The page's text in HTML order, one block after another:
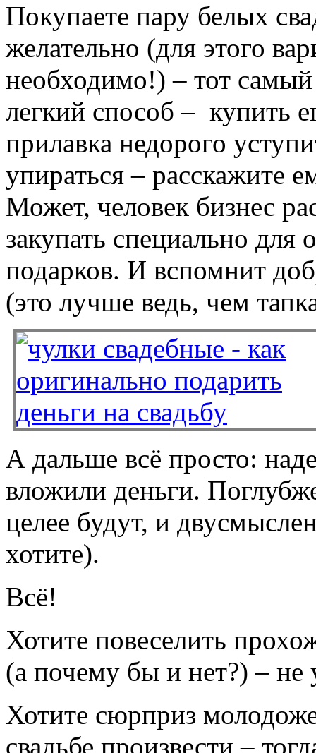
Покупаете пару белых
желательно (для этого
необходимо!) – тот
легкий способ – купить
прилавка недорого
упираться – расскажите
Может, человек бизнес
закупать специально
подарков. И вспомнит
(это лучше ведь, чем
А дальше всё просто:
вложили деньги.
целее будут, и
хотите).
Всё!
Хотите повеселить
(а почему бы и нет?) – не
Хотите сюрприз
свадьбе произвести –